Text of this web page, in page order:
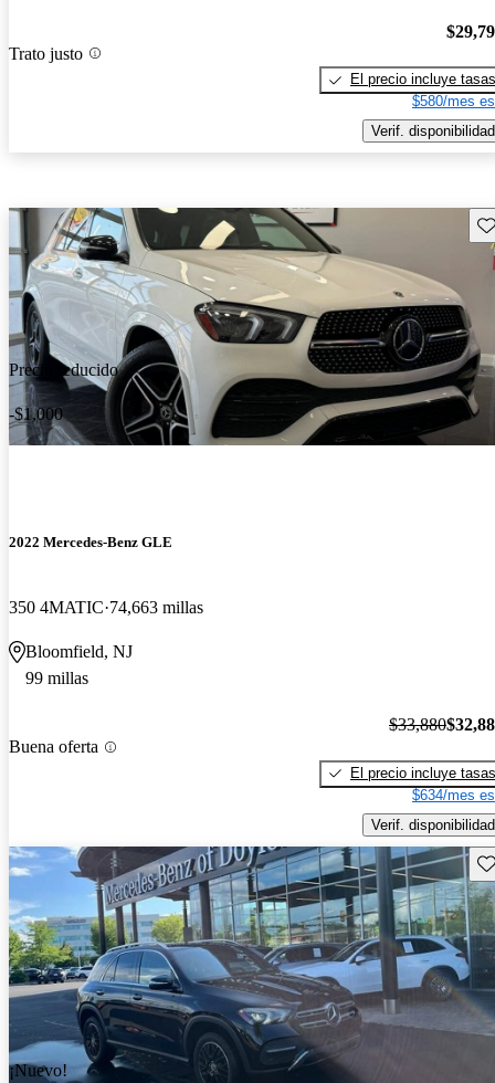
Trato justo
El precio incluye tasas
$580/mes
Verif. disponibilidad
Precio reducido
-$1,000
2022 Mercedes-Benz GLE
350 4MATIC 74,663 millas
Bloomfield, NJ
99 millas
Buena oferta
$33,880
El precio incluye tasas
$634/mes
Verif. disponibilidad
¡Nuevo!